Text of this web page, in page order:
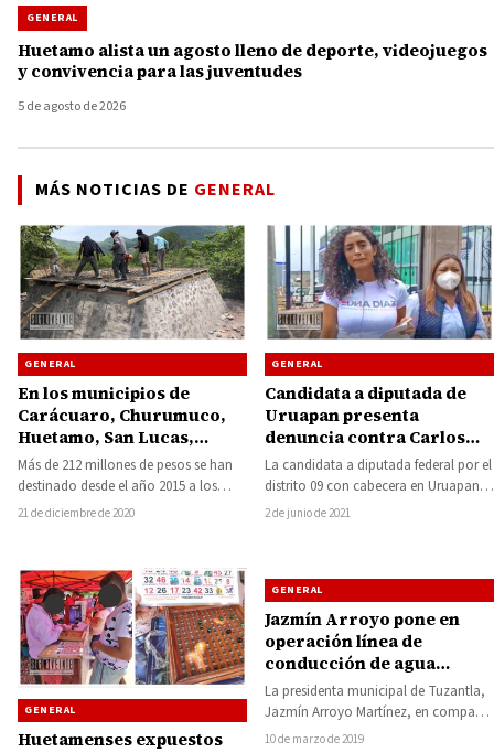
GENERAL
Huetamo alista un agosto lleno de deporte, videojuegos
y convivencia para las juventudes
5 de agosto de 2026
MÁS NOTICIAS DE GENERAL
GENERAL
En los municipios de
Carácuaro, Churumuco,
Huetamo, San Lucas,
Tiquicheo y Tzitzio el
gobierno estatal ha
invertido más de 212 mdp
Más de 212 millones de pesos se han
destinado desde el año 2015 a los
municipios de Carácuaro,…
21 de diciembre de 2020
GENERAL
Candidata a diputada de
Uruapan presenta
denuncia contra Carlos
Manzo abanderado de
Morena
La candidata a diputada federal por el
distrito 09 con cabecera en Uruapan,
Edna Díaz Acevedo, presentó
2 de junio de 2021
GENERAL
Huetamenses expuestos
GENERAL
Jazmín Arroyo pone en
operación línea de
conducción de agua
potable
La presidenta municipal de Tuzantla,
Jazmín Arroyo Martínez, en compañía
de su equipo de gobierno, de la
10 de marzo de 2019